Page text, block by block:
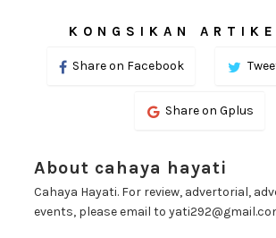
KONGSIKAN
Share on Facebook
Share on Gplus
About cahaya hayati
Cahaya Hayati. For review, advertorial,
events, please email to